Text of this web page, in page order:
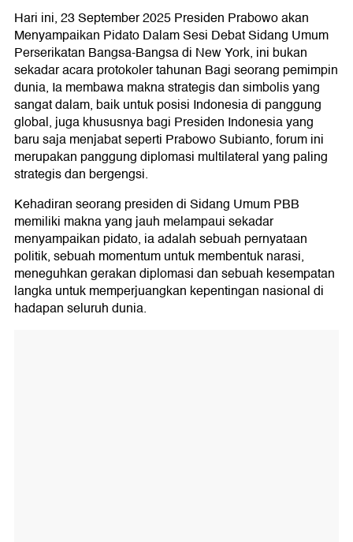
Hari ini, 23 September 2025 Presiden Prabowo akan
Menyampaikan Pidato Dalam Sesi Debat Sidang Umum
Perserikatan Bangsa-Bangsa di New York, ini bukan
sekadar acara protokoler tahunan Bagi seorang pemimpin
dunia, Ia membawa makna strategis dan simbolis yang
sangat dalam, baik untuk posisi Indonesia di panggung
global, juga khususnya bagi Presiden Indonesia yang
baru saja menjabat seperti Prabowo Subianto, forum ini
merupakan panggung diplomasi multilateral yang paling
strategis dan bergengsi.
Kehadiran seorang presiden di Sidang Umum PBB
memiliki makna yang jauh melampaui sekadar
menyampaikan pidato, ia adalah sebuah pernyataan
politik, sebuah momentum untuk membentuk narasi,
meneguhkan gerakan diplomasi dan sebuah kesempatan
langka untuk memperjuangkan kepentingan nasional di
hadapan seluruh dunia.